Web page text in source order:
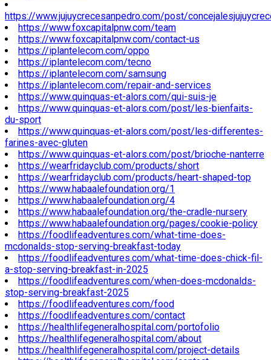
https://www.jujuycrecesanpedro.com/post/
https://www.foxcapitalpnw.com/team
https://www.foxcapitalpnw.com/contact-us
https://iplantelecom.com/oppo
https://iplantelecom.com/tecno
https://iplantelecom.com/samsung
https://iplantelecom.com/repair-and-services
https://www.quinquas-et-alors.com/qui-suis-je
https://www.quinquas-et-alors.com/post/les-bienfaits-
du-sport
https://www.quinquas-et-alors.com/post/les-differentes-
farines-avec-gluten
https://www.quinquas-et-alors.com/post/brioche-nanterre
https://wearfridayclub.com/products/short
https://wearfridayclub.com/products/heart-shaped-top
https://www.habaalefoundation.org/1
https://www.habaalefoundation.org/4
https://www.habaalefoundation.org/the-cradle-nursery
https://www.habaalefoundation.org/pages/cookie-policy
https://foodlifeadventures.com/what-time-does-
mcdonalds-stop-serving-breakfast-today
https://foodlifeadventures.com/what-time-does-chick-fil-
a-stop-serving-breakfast-in-2025
https://foodlifeadventures.com/when-does-mcdonalds-
stop-serving-breakfast-2025
https://foodlifeadventures.com/food
https://foodlifeadventures.com/contact
https://healthlifegeneralhospital.com/portofolio
https://healthlifegeneralhospital.com/about
https://healthlifegeneralhospital.com/project-details